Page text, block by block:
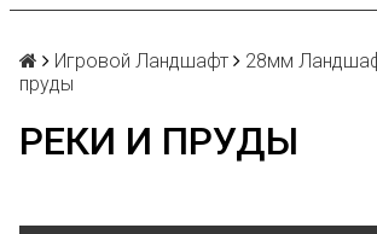
Игровой Ландшафт 28мм
пруды
РЕКИ И ПРУДЫ